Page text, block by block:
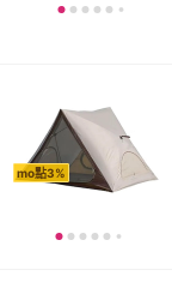
mo點3%